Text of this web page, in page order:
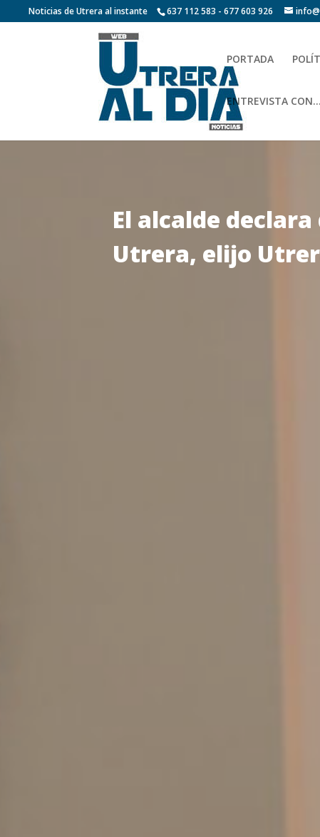
Noticias de Utrera al instante 637 112 583 - 677 603 926
PORTADA
ENTREVISTA
El alcalde
Utrera, elijo